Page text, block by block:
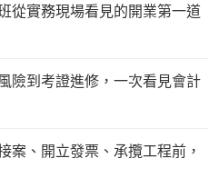
從實務現場看見的開業第一道
險到考證進修，一次看見會計
案、開立發票、承攬工程前，